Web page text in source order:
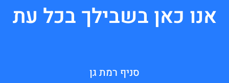
אנו כאן בשבילך בכל עת
סניף רמת גן